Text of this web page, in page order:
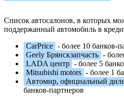
Список автосалонов, в которых
поддержанный автомобиль в
CarPrice - более 10 банков-
Geely Брянскзапчасть -
LADA центр - более 5
Mitsubishi motors - более 1
Автомир, официальный
банков-партнеров